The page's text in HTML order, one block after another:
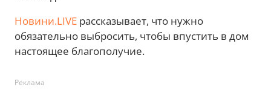
Новини.LIVE рассказывает, что нужно
обязательно выбросить, чтобы впустить в дом
настоящее благополучие.
Реклама